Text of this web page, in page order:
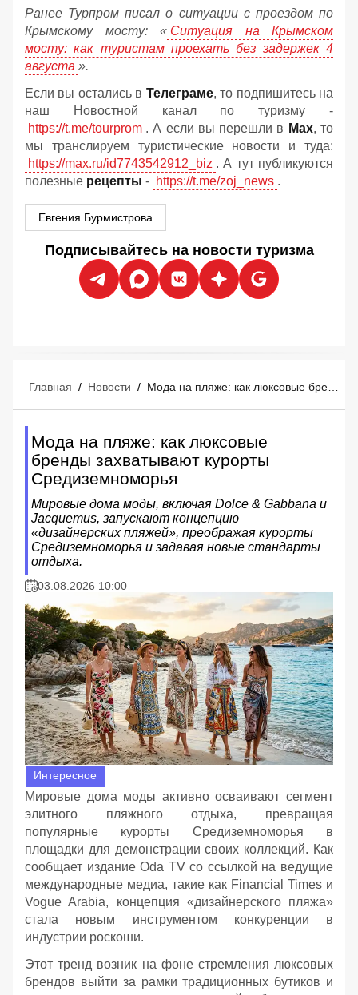
Ранее Турпром писал о ситуации с проездом по
Крымскому мосту: « Ситуация на Крымском
мосту: как туристам проехать без задержек 4
августа ».
Если вы остались в Телеграме, то подпишитесь на
наш Новостной канал по туризму -
https://t.me/tourprom . А если вы перешли в Мах, то
мы транслируем туристические новости и туда:
https://max.ru/id7743542912_biz . А тут публикуются
полезные рецепты - https://t.me/zoj_news .
Евгения Бурмистрова
Подписывайтесь на новости туризма
Главная / Новости / Мода на пляже: как люксовые бренды захватывают курорты Средиземноморья
Мода на пляже: как люксовые
бренды захватывают курорты
Средиземноморья
Мировые дома моды, включая Dolce & Gabbana и
Jacquemus, запускают концепцию
«дизайнерских пляжей», преображая курорты
Средиземноморья и задавая новые стандарты
отдыха.
03.08.2026 10:00
Интересное
Мировые дома моды активно осваивают сегмент
элитного пляжного отдыха, превращая
популярные курорты Средиземноморья в
площадки для демонстрации своих коллекций. Как
сообщает издание Oda TV со ссылкой на ведущие
международные медиа, такие как Financial Times и
Vogue Arabia, концепция «дизайнерского пляжа»
стала новым инструментом конкуренции в
индустрии роскоши.
Этот тренд возник на фоне стремления люксовых
брендов выйти за рамки традиционных бутиков и